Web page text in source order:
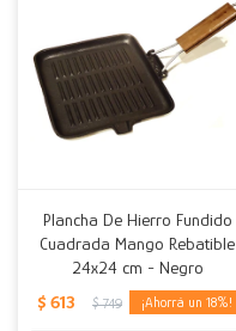
Plancha De Hierro Fundido
Cuadrada Mango Rebatible
24x24 cm - Negro
$ 613 $ 749 18